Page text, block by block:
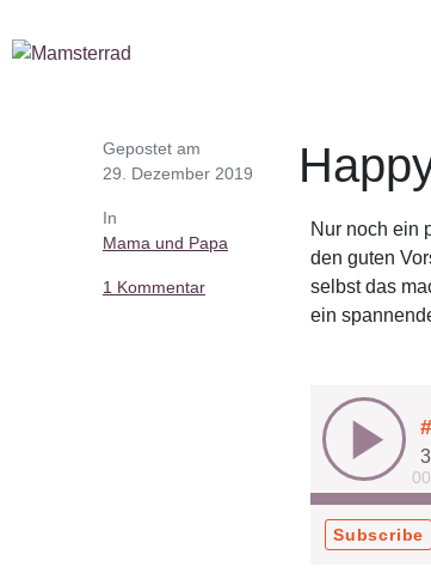
Gepostet am
29. Dezember 2019
In
Mama und Papa
1 Kommentar
Nur noch ein
den guten
selbst das
ein